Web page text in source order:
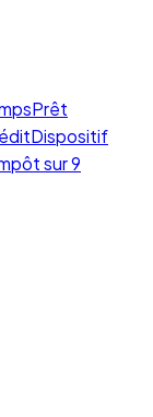
Prêt
Dispositif
sur 9